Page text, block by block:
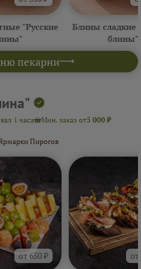
пекарни
"Русские
Блины сладкие
блины"
1 часа Мин. заказ от5 000 ₽
Пирогов
от 650 ₽